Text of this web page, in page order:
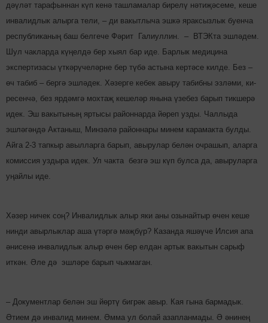
дәүләт тарафыннан күп кенә ташламалар бирелү нәтиҗә­семе, кеше
инвалидлык алыр­га тели, – ди вакытлыча эшкә яраксызлык буенча
рес­публиканың баш белгече Фә­рит Галиуллин. – ВТЭКта эш­ләдем.
Шул чакларда күңелдә бер хыял бар иде. Барлык медицина
экспертизасы үткә­рүчеләрне бер түбә астына кертәсе килде. Без –
өч табиб – бергә эшләдек. Хәзерге кебек авыру табибны эзләми, ки­
ре­сенчә, без ярдәмгә мох­таҗ кешеләр янына үзебез барып тикшерә
идек. Эш вакытының яртысы районнарда йөреп узды. Чаллыда
эшләгәндә Актаныш, Мин­зәлә районнары минем карамакта булды.
Айга 2-3 тапкыр авылларга барып, авырулар белән очрашып, аларга
комиссия уздыра идек. Ул чакта безгә эш күп булса да, авыруларга
уңайлы иде.
Хәзер ничек соң? Инвалидлык алыр яки аны озынайтыр өчен кеше
нинди авырлыклар аша үтәргә мәҗ­бүр? Казанда яшәүче Илсия апа
әнисенә инвалидлык алыр өчен бер елдан артык вакытын сарыф
иткән. Әле дә эшләре барып чыкмаган.
– Документлар белән эш йөртү бигрәк авыр. Кая гына бармадык.
Әтием дә инвалид минем. Әмма ул болай азап­ланмады. Ә әнинең